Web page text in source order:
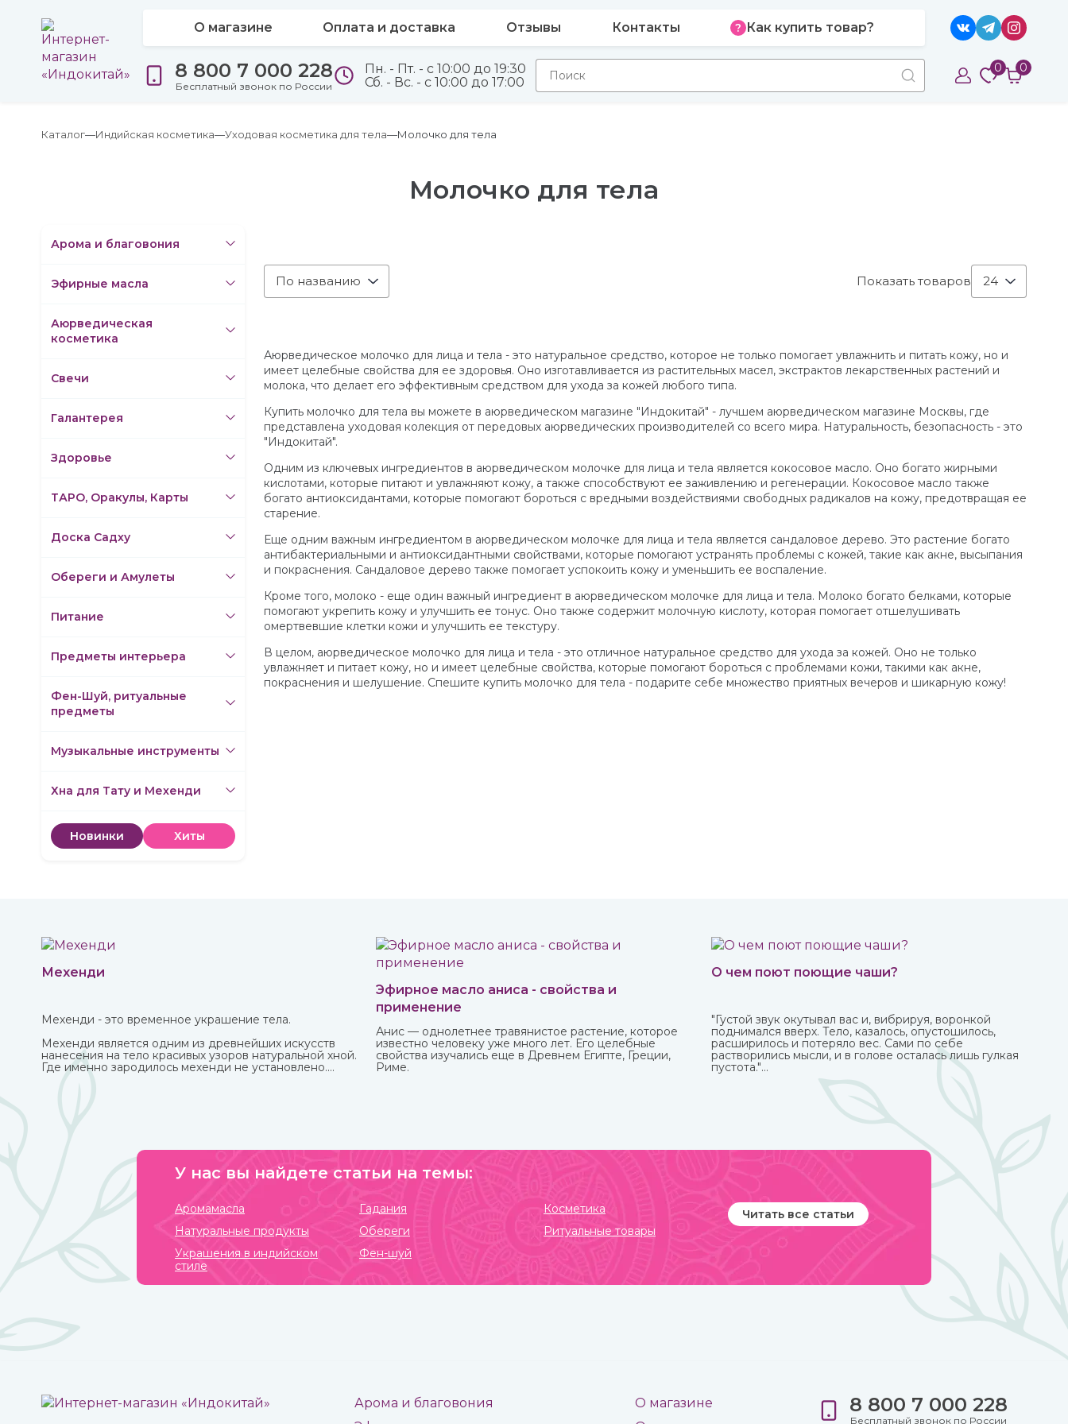
О магазине Оплата и доставка Отзывы Контакты Как купить товар?
8 800 7 000 228
Бесплатный звонок по России
Пн. - Пт. - с 10:00 до 19:30
Сб. - Вс. - с 10:00 до 17:00
0 0
Каталог Индийская косметика Уходовая косметика для тела Молочко для тела
Молочко для тела
Арома и благовония
Эфирные масла
Аюрведическая
косметика
Свечи
Галантерея
Здоровье
ТАРО, Оракулы, Карты
Доска Садху
Обереги и Амулеты
Питание
Предметы интерьера
Фен-Шуй, ритуальные
предметы
Музыкальные инструменты
Хна для Тату и Мехенди
Новинки Хиты
По названию Показать товаров 24
Аюрведическое молочко для лица и тела - это натуральное средство, которое не только помогает увлажнить и питать кожу, но и
имеет целебные свойства для ее здоровья. Оно изготавливается из растительных масел, экстрактов лекарственных растений и
молока, что делает его эффективным средством для ухода за кожей любого типа.
Купить молочко для тела вы можете в аюрведическом магазине "Индокитай" - лучшем аюрведическом магазине Москвы, где
представлена уходовая колекция от передовых аюрведических производителей со всего мира. Натуральность, безопасность - это
"Индокитай".
Одним из ключевых ингредиентов в аюрведическом молочке для лица и тела является кокосовое масло. Оно богато жирными
кислотами, которые питают и увлажняют кожу, а также способствуют ее заживлению и регенерации. Кокосовое масло также
богато антиоксидантами, которые помогают бороться с вредными воздействиями свободных радикалов на кожу, предотвращая ее
старение.
Еще одним важным ингредиентом в аюрведическом молочке для лица и тела является сандаловое дерево. Это растение богато
антибактериальными и антиоксидантными свойствами, которые помогают устранять проблемы с кожей, такие как акне, высыпания
и покраснения. Сандаловое дерево также помогает успокоить кожу и уменьшить ее воспаление.
Кроме того, молоко - еще один важный ингредиент в аюрведическом молочке для лица и тела. Молоко богато белками, которые
помогают укрепить кожу и улучшить ее тонус. Оно также содержит молочную кислоту, которая помогает отшелушивать
омертвевшие клетки кожи и улучшить ее текстуру.
В целом, аюрведическое молочко для лица и тела - это отличное натуральное средство для ухода за кожей. Оно не только
увлажняет и питает кожу, но и имеет целебные свойства, которые помогают бороться с проблемами кожи, такими как акне,
покраснения и шелушение. Спешите купить молочко для тела - подарите себе множество приятных вечеров и шикарную кожу!
Мехенди
Мехенди - это временное украшение тела.
Мехенди является одним из древнейших искусств
нанесения на тело красивых узоров натуральной хной.
Где именно зародилось мехенди не установлено.
Многими веками росписью хной занимались народы
разных стран и континентов, которые привносили в
нее свои культурные традиции.
Эфирное масло аниса - свойства и
применение
Анис — однолетнее травянистое растение, которое
известно человеку уже много лет. Его целебные
свойства изучались еще в Древнем Египте, Греции,
Риме.
О чем поют поющие чаши?
"Густой звук окутывал вас и, вибрируя, воронкой
поднимался вверх. Тело, казалось, опустошилось,
расширилось и потеряло вес. Сами по себе
растворились мысли, и в голове осталась лишь гулкая
пустота."
Это вы можете прочувствовать с тибетской поющей
У нас вы найдете статьи на темы:
Аромамасла Гадания
Косметика
Натуральные продукты
Обереги
Ритуальные товары
Украшения в индийском
стиле
Фен-шуй
Читать все статьи
Арома и благовония
О магазине
8 800 7 000 228
Бесплатный звонок по России